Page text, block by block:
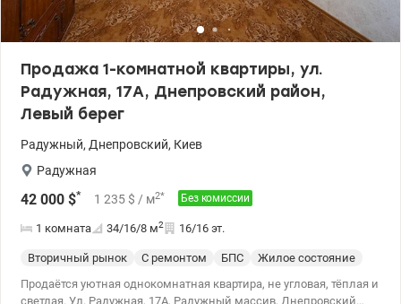
Продажа 1-комнатной квартиры, ул.
Радужная, 17А, Днепровский район,
Левый берег
Радужный, Днепровский, Киев
Радужная
42 000 $* 1 235 $ / м2* Без комиссии
1 комната 34/16/8 м2 16/16 эт.
Вторичный рынок С ремонтом БПС
Жилое состояние
Продаётся уютная однокомнатная квартира, не угловая, тёплая и
светлая. Ул. Радужная, 17А, Радужный массив, Днепровский